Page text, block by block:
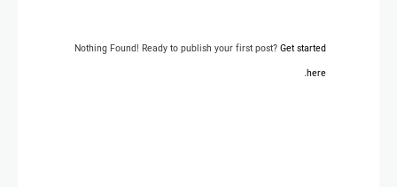
Nothing Found! Ready to publish your first post? Get started
here
.